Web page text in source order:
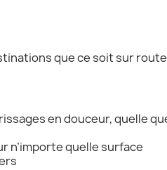
que ce soit sur
en douceur, quelle
n’importe quelle surface